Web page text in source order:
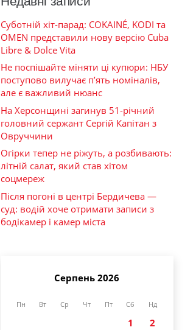
Суботній хіт-парад: COKAINÉ, KODI та
OMEN представили нову версію Cuba
Libre & Dolce Vita
Не поспішайте міняти ці купюри: НБУ
поступово вилучає п’ять номіналів,
але є важливий нюанс
На Херсонщині загинув 51-річний
головний сержант Сергій Капітан з
Овруччини
Огірки тепер не ріжуть, а розбивають:
літній салат, який став хітом
соцмереж
Після погоні в центрі Бердичева —
суд: водій хоче отримати записи з
бодікамер і камер міста
Серпень 2026
Пн Вт Ср Чт Пт Сб Нд
1
2